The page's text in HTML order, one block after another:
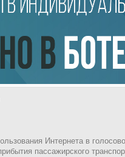
Интернета в
пассажирского